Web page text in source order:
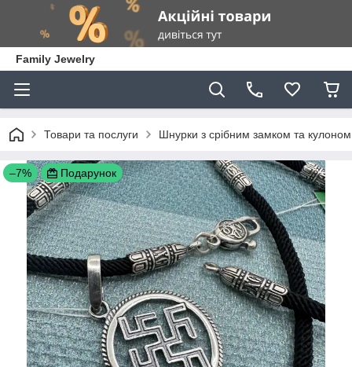
Family Jewelry
Товари та послуги Шнурки з срібним замком та кулоном
–7% Подарунок